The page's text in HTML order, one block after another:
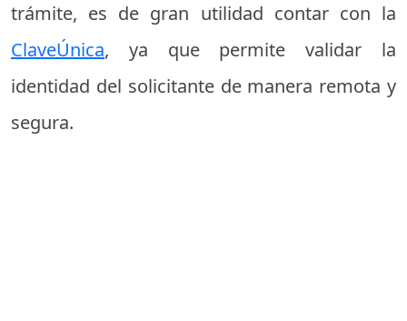
trámite, es de gran utilidad contar con la
ClaveÚnica, ya que permite validar la
identidad del solicitante de manera remota y
segura.